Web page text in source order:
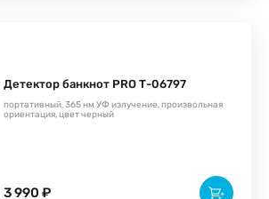
Детектор банкнот PRO Т-06797
портативный, 365 нм УФ излучение, произвольная
ориентация, цвет черный
3 990 ₽